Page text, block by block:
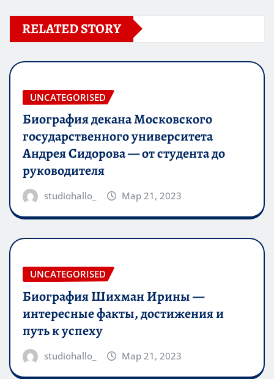
RELATED STORY
UNCATEGORISED
Биография декана Московского
государственного университета
Андрея Сидорова — от студента до
руководителя
studiohallo_ Мар 21, 2023
UNCATEGORISED
Биография Шихман Ирины —
интересные факты, достижения и
путь к успеху
studiohallo_ Мар 21, 2023